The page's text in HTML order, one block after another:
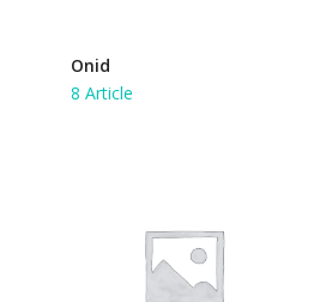
Onid
8 Article